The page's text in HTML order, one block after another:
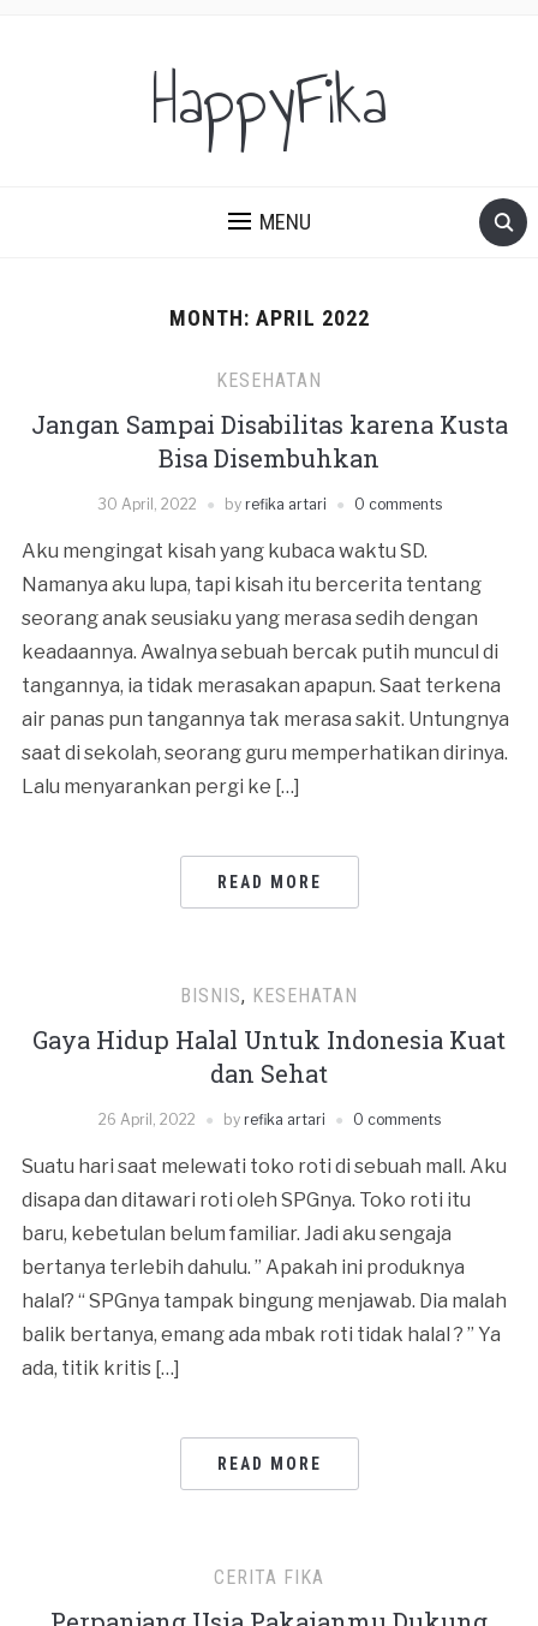
HappyFika
MENU
MONTH: APRIL 2022
KESEHATAN
Jangan Sampai Disabilitas karena Kusta
Bisa Disembuhkan
30 April, 2022 by refika artari 0 comments
Aku mengingat kisah yang kubaca waktu SD.
Namanya aku lupa, tapi kisah itu bercerita tentang
seorang anak seusiaku yang merasa sedih dengan
keadaannya. Awalnya sebuah bercak putih muncul di
tangannya, ia tidak merasakan apapun. Saat terkena
air panas pun tangannya tak merasa sakit. Untungnya
saat di sekolah, seorang guru memperhatikan dirinya.
Lalu menyarankan pergi ke […]
READ MORE
BISNIS, KESEHATAN
Gaya Hidup Halal Untuk Indonesia Kuat
dan Sehat
26 April, 2022 by refika artari 0 comments
Suatu hari saat melewati toko roti di sebuah mall. Aku
disapa dan ditawari roti oleh SPGnya. Toko roti itu
baru, kebetulan belum familiar. Jadi aku sengaja
bertanya terlebih dahulu. ” Apakah ini produknya
halal? “ SPGnya tampak bingung menjawab. Dia malah
balik bertanya, emang ada mbak roti tidak halal ? ” Ya
ada, titik kritis […]
READ MORE
CERITA FIKA